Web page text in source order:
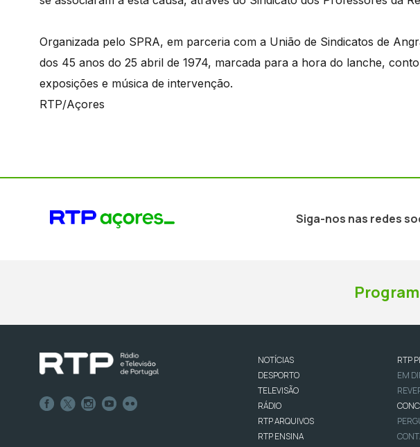
Organizada pelo SPRA, em parceria com a União de Sindicatos de
dos 45 anos do 25 abril de 1974, marcada para a hora do lanche,
exposições e música de intervenção.
RTP/Açores
Siga-nos nas redes
NOTÍCIAS
DESPORTO
TELEVISÃO
RÁDIO
RTP ARQUIVOS
RTP ENSINA
RTP
EM